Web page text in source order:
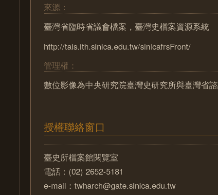
來源：
臺灣省臨時省議會檔案，臺灣史檔案資源系統
http://tais.ith.sinica.edu.tw/sinicafrsFront/
管理權：
數位影像為中央研究院臺灣史研究所與臺灣省
授權聯絡窗口
臺史所檔案館閱覽室
電話：(02) 2652-5181
e-mail：twharch@gate.sinica.edu.tw